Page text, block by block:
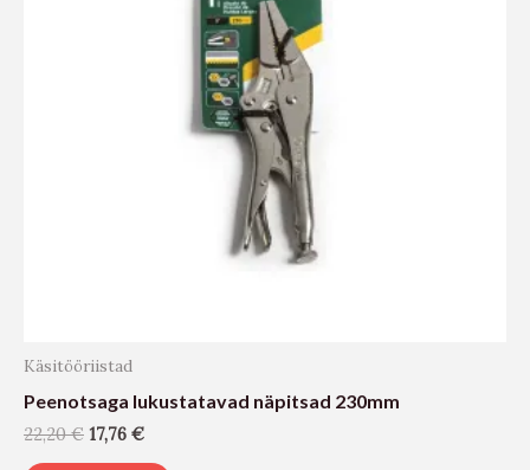
Käsitööriistad
Peenotsaga lukustatavad näpitsad 230mm
22,20€ 17,76 €